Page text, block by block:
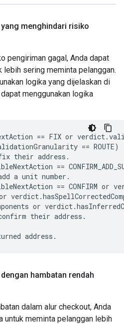
menghindari risiko
pengiriman gagal, Anda dapat
lebih sering meminta pelanggan.
logika yang dijelaskan di
dapat menggunakan logika
== FIX or
== ROUTE)
their address.
==
a unit number.
== CONFIRM or
or
or
their address.
hambatan rendah
dalam alur checkout, Anda
untuk meminta pelanggan lebih